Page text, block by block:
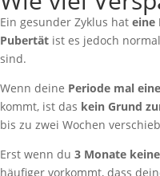
Ein gesunder Zyklus hat eine
Pubertät ist es jedoch
sind.
Wenn deine Periode mal
kommt, ist das kein Grund
bis zu zwei Wochen
Erst wenn du 3 Monate
häufiger vorkommt, dass